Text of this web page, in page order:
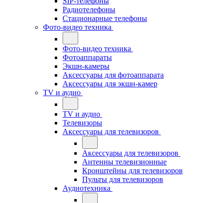
Радиотелефоны
Стационарные телефоны
Фото-видео техника
Фото-видео техника
Фотоаппараты
Экшн-камеры
Аксессуары для фотоаппарата
Аксессуары для экшн-камер
TV и аудио
TV и аудио
Телевизоры
Аксессуары для телевизоров
Аксессуары для телевизоров
Антенны телевизионные
Кронштейны для телевизоров
Пульты для телевизоров
Аудиотехника